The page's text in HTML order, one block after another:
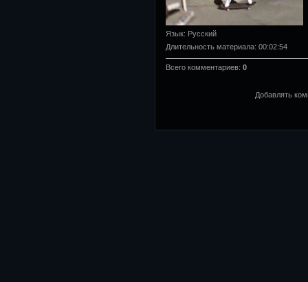
Язык: Русский
Длительность материала: 00:02:54
Всего комментариев: 0
Добавлять